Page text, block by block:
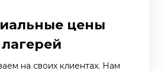
цены
лагерей
на своих клиентах. Нам